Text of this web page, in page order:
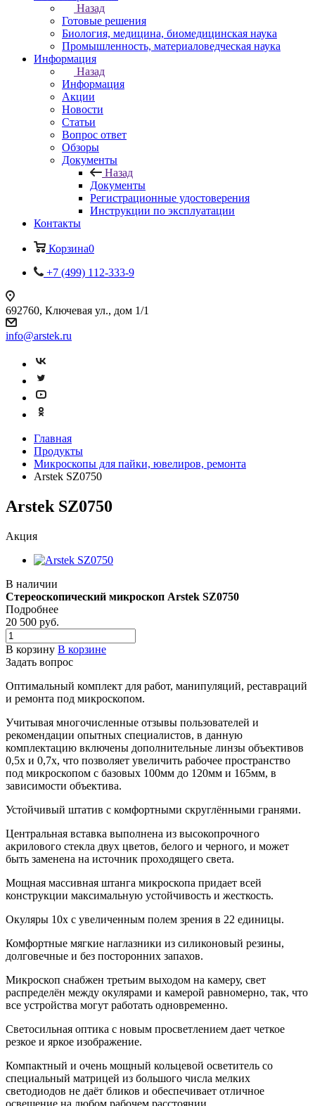
Назад
Готовые решения
Биология, медицина, биомедицинская наука
Промышленность, материаловедческая наука
Информация
Назад
Информация
Акции
Новости
Статьи
Вопрос ответ
Обзоры
Документы
Назад
Документы
Регистрационные удостоверения
Инструкции по эксплуатации
Контакты
Корзина0
+7 (499) 112-333-9
692760, Ключевая ул., дом 1/1
info@arstek.ru
Главная
Продукты
Микроскопы для пайки, ювелиров, ремонта
Arstek SZ0750
Arstek SZ0750
Акция
В наличии
Стереоскопический микроскоп Arstek SZ0750
Подробнее
20 500 руб.
В корзину В корзине
Задать вопрос
Оптимальный комплект для работ, манипуляций, реставраций
и ремонта под микроскопом.
Учитывая многочисленные отзывы пользователей и
рекомендации опытных специалистов, в данную
комплектацию включены дополнительные линзы объективов
0,5х и 0,7х, что позволяет увеличить рабочее пространство
под микроскопом с базовых 100мм до 120мм и 165мм, в
зависимости объектива.
Устойчивый штатив с комфортными скруглёнными гранями.
Центральная вставка выполнена из высокопрочного
акрилового стекла двух цветов, белого и черного, и может
быть заменена на источник проходящего света.
Мощная массивная штанга микроскопа придает всей
конструкции максимальную устойчивость и жесткость.
Окуляры 10х с увеличенным полем зрения в 22 единицы.
Комфортные мягкие наглазники из силиконовый резины,
долговечные и без посторонних запахов.
Микроскоп снабжен третьим выходом на камеру, свет
распределён между окулярами и камерой равномерно, так, что
все устройства могут работать одновременно.
Светосильная оптика с новым просветлением дает четкое
резкое и яркое изображение.
Компактный и очень мощный кольцевой осветитель со
специальный матрицей из большого числа мелких
светодиодов не даёт бликов и обеспечивает отличное
освещение на любом рабочем расстоянии.